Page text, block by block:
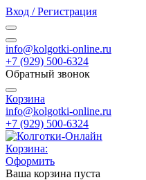
Вход / Регистрация
info@kolgotki-online.ru
+7 (929) 500-6324
Обратный звонок
Корзина
info@kolgotki-online.ru
+7 (929) 500-6324
Корзина:
Оформить
Ваша корзина пуста